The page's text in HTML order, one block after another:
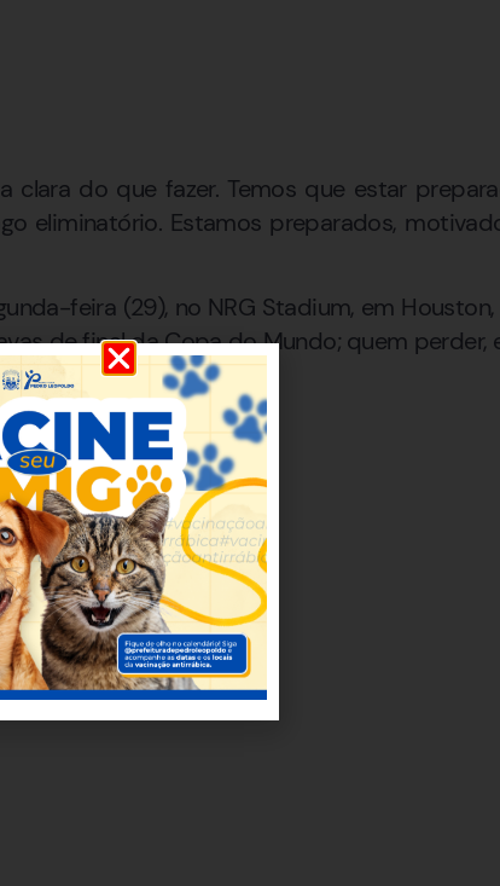
clara do que fazer. Temos que estar
eliminatório. Estamos preparados,
feira (29), no NRG Stadium, em
de final da Copa do Mundo; quem perder,